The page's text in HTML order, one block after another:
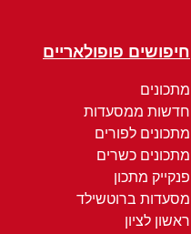
חיפושים פופולאריים
מתכונים
חדשות ממסעדות
מתכונים לפורים
מתכונים כשרים
פנקייק מתכון
מסעדות ברוטשילד
ראשון לציון